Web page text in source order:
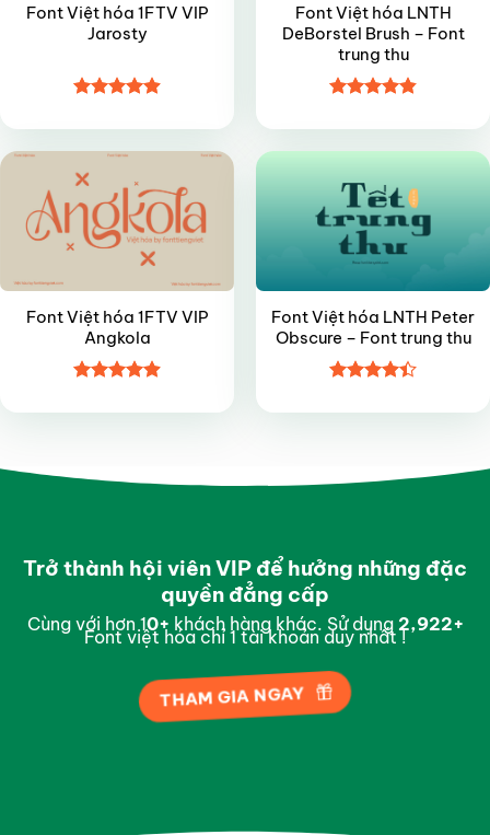
Font Việt hóa 1FTV VIP
Jarosty
hạng4.95
Font Việt hóa LNTH
DeBorstel Brush – Font
trung thu
hạng4.85
Font Việt hóa 1FTV VIP
Angkola
hạng4.95
Font Việt hóa LNTH Peter
Obscure – Font trung thu
hạng4.4
Trở thành hội viên VIP để hưởng những đặc
quyền đẳng cấp
Cùng với hơn 10+ khách hàng khác. Sử dụng 2,995+
Font việt hóa chỉ 1 tài khoản duy nhất !
THAM GIA NGAY